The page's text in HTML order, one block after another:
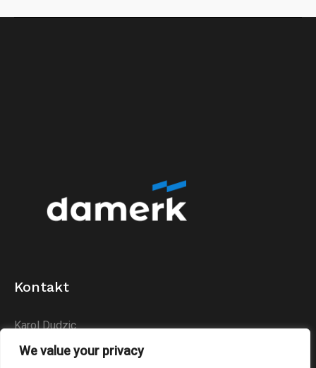
We value your privacy
Kontakt
Karol Dudzic
Huta Podłysica 24B
26-004 Bieliny